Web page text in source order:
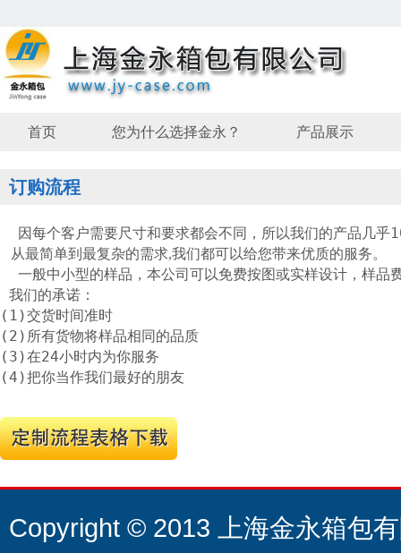
首页 您为什么选择金永？ 产品展示
订购流程
因每个客户需要尺寸和要求都会不同，所以我们的产品几乎
从最简单到最复杂的需求,我们都可以给您带来优质的服务。
一般中小型的样品，本公司可以免费按图或实样设计，样品
我们的承诺：
(1)交货时间准时
(2)所有货物将样品相同的品质
(3)在24小时内为你服务
(4)把你当作我们最好的朋友
Copyright © 2013 上海金永箱包